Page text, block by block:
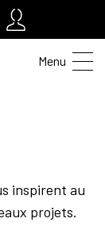
Menu
inspirent au
projets.